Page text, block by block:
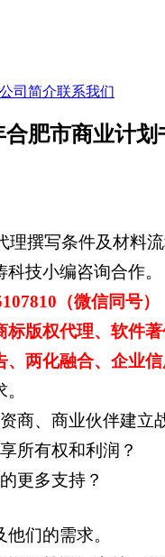
公司简介联系我们
肥市商业计
理撰写条件及材料
技小编咨询合作。
（微信同号）
标版权代理、软件
两化融合、企业
商、商业伙伴建立
所有权和利润？
更多支持？
们的需求。